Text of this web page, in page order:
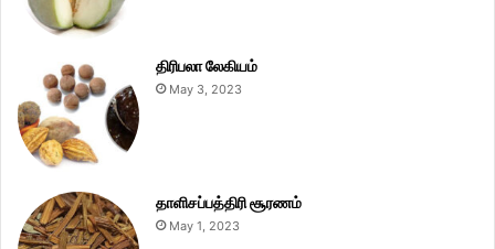
திரிபலா லேகியம்
May 3, 2023
தாளிசப்பத்திரி சூரணம்
May 1, 2023